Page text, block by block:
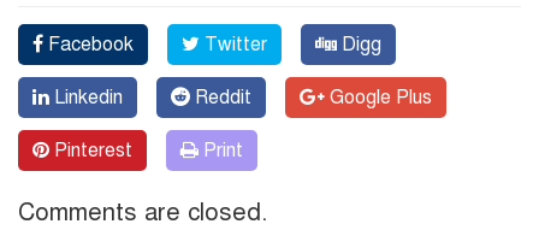
Facebook Twitter Digg
Linkedin Reddit Google Plus
Pinterest Print
Comments are closed.